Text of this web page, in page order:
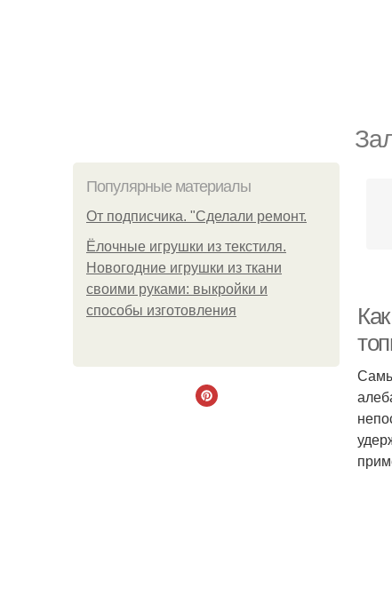
Популярные материалы
От подписчика. "Сделали ремонт.
Ёлочные игрушки из текстиля.
Новогодние игрушки из ткани
своими руками: выкройки и
способы изготовления